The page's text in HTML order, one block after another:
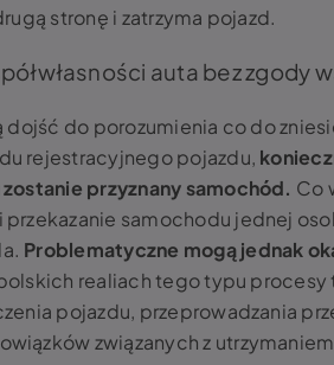
stronę i zatrzyma pojazd.
auta bez zgody
do porozumienia co do
rejestracyjnego pojazdu,
przyznany samochód. Co
przekazanie samochodu jednej
Problematyczne mogą jednak
realiach tego typu procesy
pojazdu, przeprowadzania
związanych z